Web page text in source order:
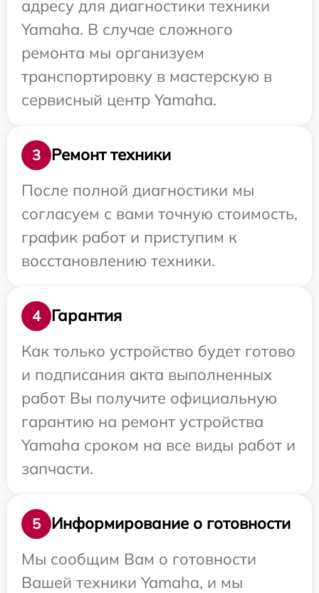
адресу для диагностики техники
Yamaha. В случае сложного
ремонта мы организуем
транспортировку в мастерскую в
сервисный центр Yamaha.
3
Ремонт техники
После полной диагностики мы
согласуем с вами точную стоимость,
график работ и приступим к
восстановлению техники.
4
Гарантия
Как только устройство будет готово
и подписания акта выполненных
работ Вы получите официальную
гарантию на ремонт устройства
Yamaha сроком на все виды работ и
запчасти.
5
Информирование о готовности
Мы сообщим Вам о готовности
Вашей техники Yamaha, и мы